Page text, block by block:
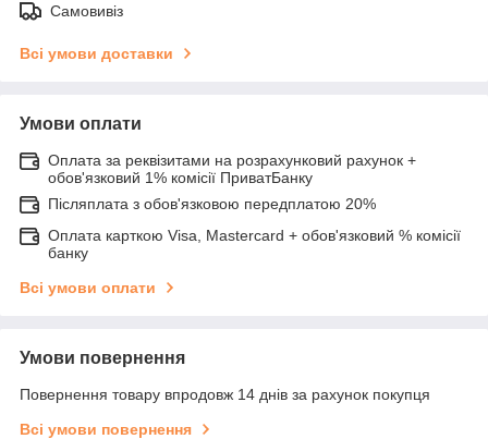
Самовивіз
Всі умови доставки
Умови оплати
Оплата за реквізитами на розрахунковий рахунок +
обов'язковий 1% комісії ПриватБанку
Післяплата з обов'язковою передплатою 20%
Оплата карткою Visa, Mastercard + обов'язковий % комісії
банку
Всі умови оплати
Умови повернення
Повернення товару впродовж 14 днів за рахунок покупця
Всі умови повернення